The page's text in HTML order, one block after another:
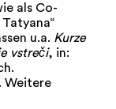
als Co-
u.a. Kurze
vstreči, in:
Weitere